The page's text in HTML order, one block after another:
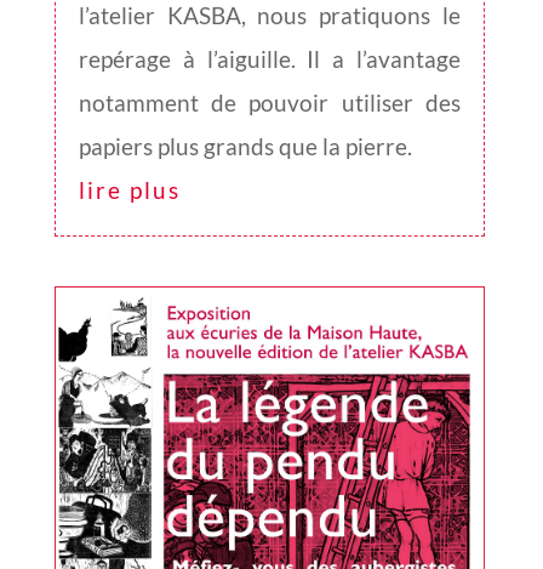
l’atelier KASBA, nous pratiquons le
repérage à l’aiguille. Il a l’avantage
notamment de pouvoir utiliser des
papiers plus grands que la pierre.
lire plus